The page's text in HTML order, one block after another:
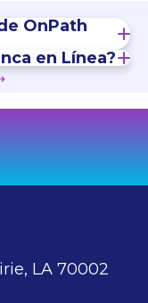
OnPath
en Línea?
LA 70002